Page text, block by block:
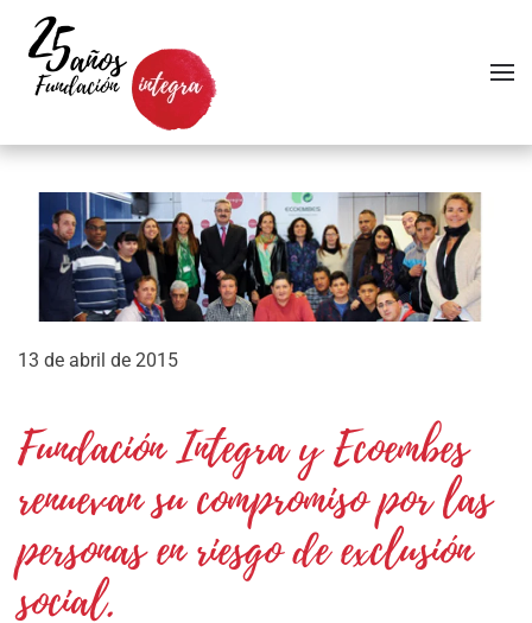
Skip to main content
13 de abril de 2015
Fundación Integra y Ecoembes
renuevan su compromiso por las
personas en riesgo de exclusión
social.